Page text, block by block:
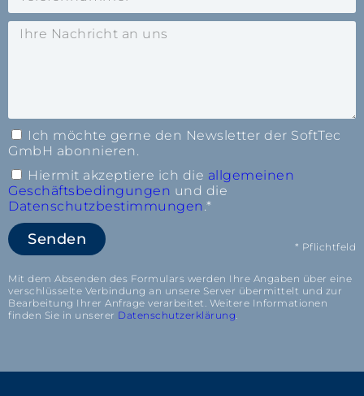
Ich möchte gerne den Newsletter der SoftTec
GmbH abonnieren.
Hiermit akzeptiere ich die allgemeinen
Geschäftsbedingungen und die
Datenschutzbestimmungen.*
Senden * Pflichtfeld
Mit dem Absenden des Formulars werden Ihre Angaben über eine
verschlüsselte Verbindung an unsere Server übermittelt und zur
Bearbeitung Ihrer Anfrage verarbeitet. Weitere Informationen
finden Sie in unserer Datenschutzerklärung.